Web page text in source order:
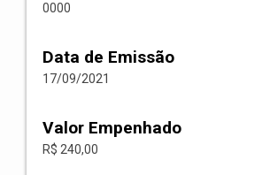
0000
Data de Emissão
17/09/2021
Valor Empenhado
R$ 240,00